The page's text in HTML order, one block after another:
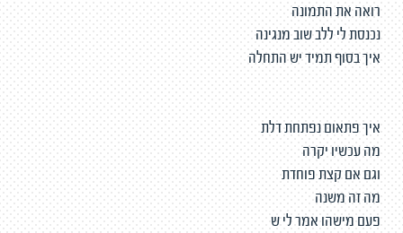
רואה את התמונה
נכנסת לי ללב שוב מנגינה
איך בסוף תמיד יש התחלה
איך פתאום נפתחת דלת
מה עכשיו יקרה
וגם אם קצת פוחדת
מה זה משנה
פעם מישהו אמר לי ש